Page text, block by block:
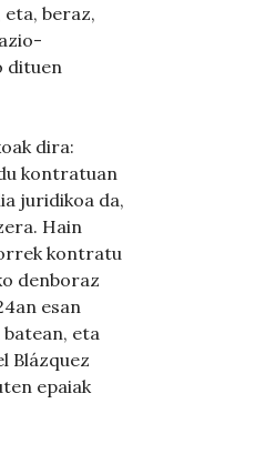
eta, beraz,
dituen
dira:
kontratuan
juridikoa da,
Hain
kontratu
denboraz
esan
eta
Blázquez
epaiak